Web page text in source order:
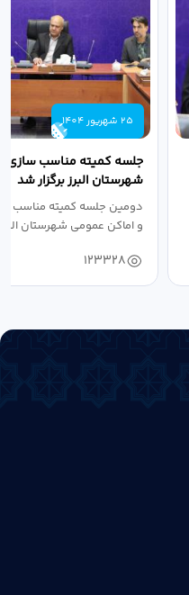
25 شهریور 1404
جلسه کمیته مناسب سازی
شهرستان البرز برگزار شد
دومین جلسه کمیته مناسب
و اماکن عمومی شهرستان
123328